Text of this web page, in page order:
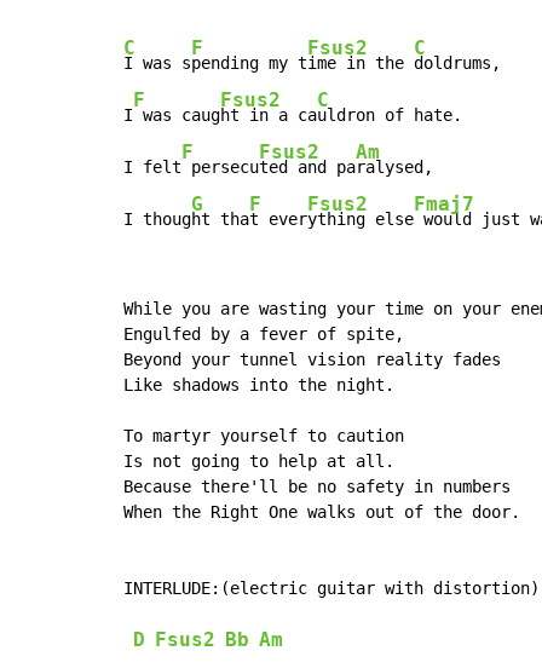
C
I was s
F
pending my t
Fsus2
ime in the
C
doldrums,
I
F
was caug
Fsus2
ht in a ca
C
uldron of hate.
I felt
F
persecu
Fsus2
ted and pa
Am
ralysed,
I thoug
G
ht tha
F
t ever
Fsus2
ything else
Fmaj7
would just
While you are wasting your time on your
Engulfed by a fever of spite,
Beyond your tunnel vision reality fades
Like shadows into the night.
To martyr yourself to caution
Is not going to help at all.
Because there'll be no safety in numbers
When the Right One walks out of the door.
INTERLUDE:(electric guitar with distortion)
D Fsus2 Bb Am